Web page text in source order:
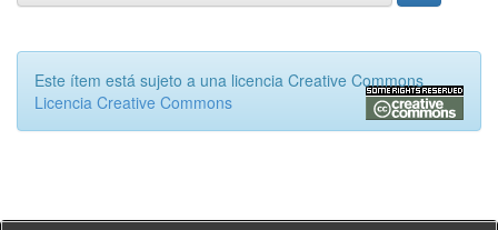
Este ítem está sujeto a una licencia Creative Commons
Licencia Creative Commons